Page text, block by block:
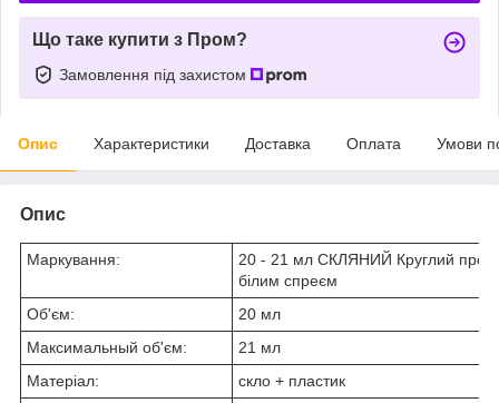
Що таке купити з Пром?
Замовлення під захистом
Опис Характеристики Доставка Оплата Умови
Опис
Маркування:
20 - 21 мл СКЛЯНИЙ Круглий
білим спреєм
Об'єм:
20 мл
Максимальный об'єм:
21 мл
Матеріал:
скло + пластик